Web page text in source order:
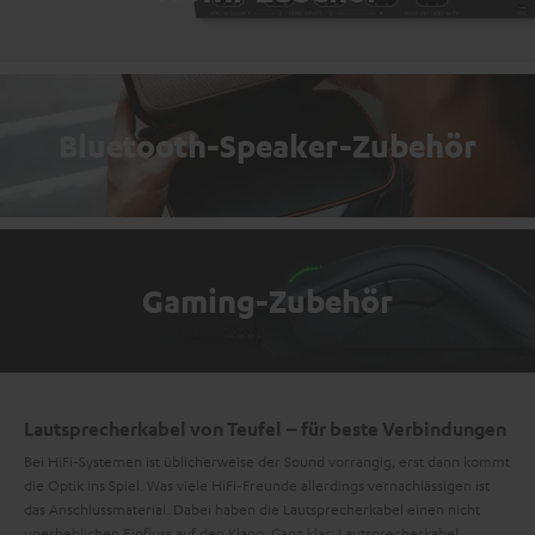
Bluetooth-Speaker-Zubehör
Gaming-Zubehör
Lautsprecherkabel von Teufel – für beste Verbindungen
Bei HiFi-Systemen ist üblicherweise der Sound vorrangig, erst dann kommt
die Optik ins Spiel. Was viele HiFi-Freunde allerdings vernachlässigen ist
das Anschlussmaterial. Dabei haben die Lautsprecherkabel einen nicht